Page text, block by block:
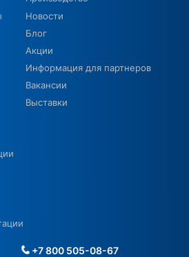
Новости
Блог
Акции
Информация для партнеров
Вакансии
Выставки
+7 800 505-08-67